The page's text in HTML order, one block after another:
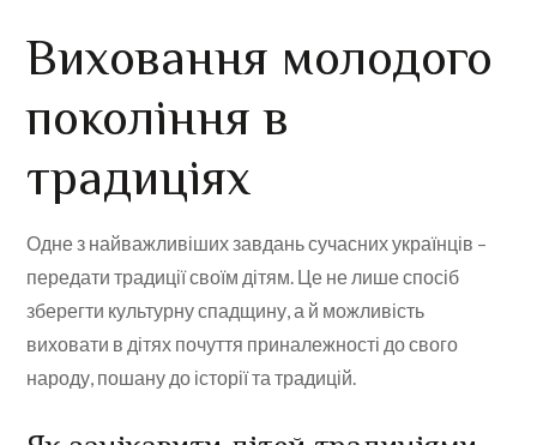
Виховання молодого
покоління в
традиціях
Одне з найважливіших завдань сучасних українців –
передати традиції своїм дітям. Це не лише спосіб
зберегти культурну спадщину, а й можливість
виховати в дітях почуття приналежності до свого
народу, пошану до історії та традицій.